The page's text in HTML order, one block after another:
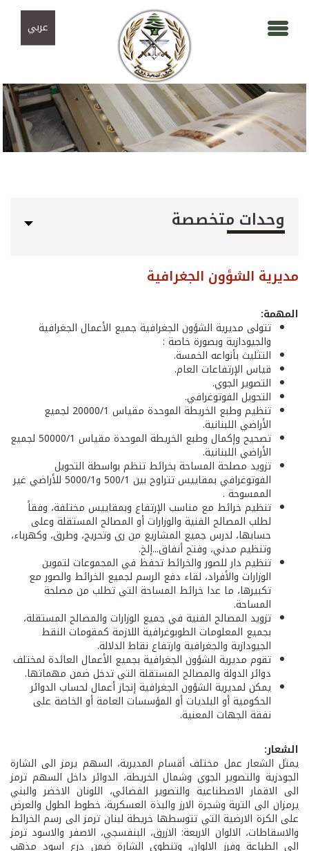
عربي
وحدات متخصصة
مديرية الشؤون الجغرافية
المهمة:
تتولى مديرية الشؤون الجغرافية جميع الأعمال الجغرافية
والجيودازية وبصورة خاصة :
التثليث بأنواعه الخمسة.
قياس الإرتفاعات العام.
التصوير الجوي.
التحويل الفوتوغرافي.
تنظيم وطبع الخريطة الموحدة مقياس 20000/1 لجميع
الأراضي اللبنانية.
تصحيح وإكمال وطبع الخريطة الموحدة مقياس 50000/1 لجميع
الأراضي اللبنانية.
تزويد مصلحة المساحة بخرائط تنظم بواسطة التحويل
الفوتوغرافي بمقاييس تتراوح بين 500/1 و5000/1 للأراضي غير
الممسوحة .
تنظيم خرائط مع مناسب الإرتفاع وبمقاييس مختلفة، وفقاً
لطلب المصالح الفنية والوزارات أو المصالح المستقلة وعلى
حسابها، لدرس جميع المشاريع من ري وتحريج، وطرق، وكهرباء،
وتنظيم مدني، وفتح أنفاق...إلخ.
تنظيم دار للصور والخرائط تحفظ في المجموعات لتموين
الوزارات والأفراد، لقاء دفع الرسم لجميع الخرائط والصور مع
تكبيرها، ما عدا خرائط المساحة التي تطلب من مصلحة
المساحة.
تزويد المصالح الفنية في جميع الوزارات والمصالح المستقلة،
بجميع المعلومات الطوبوغرافية اللازمة كمقومات النقط
الجيودازية والجغرافية وارتفاع نقاط الدلالة.
تقوم مديرية الشؤون الجغرافية بجميع الأعمال العائدة لمختلف
دوائر الدولة والمصالح المستقلة التي تدخل ضمن مهماتها.
يمكن لمديرية الشؤون الجغرافية إنجاز أعمال لحساب الدوائر
الحكومية أو البلديات أو المؤسسات العامة أو الخاصة على
نفقة الجهات المعنية.
الشعار:
يمثل الشعار عمل مختلف أقسام المديرية، السهم يرمز الى الشارة
الجودزية والتصوير الجوي وشمال الخريطة، الدوائر داخل السهم ترمز
الى الاقمار الاصطناعية والتصوير الفضائي، اللونان الاخضر والبني
يرمزان الى التربة وشجرة الارز والبذة العسكرية، خطوط الطول والعرض
على الكرة الارضية التي تتوسطها خريطة لبنان ترمز الى رسم الخرائط
والاسقاطات، الالوان الاربعة: الازرق، البنفسجي، الاصفر والاسود ترمز
الى الطباعة وفرز الالوان، وتنطوي الشارة ضمن درع اسود مذهب